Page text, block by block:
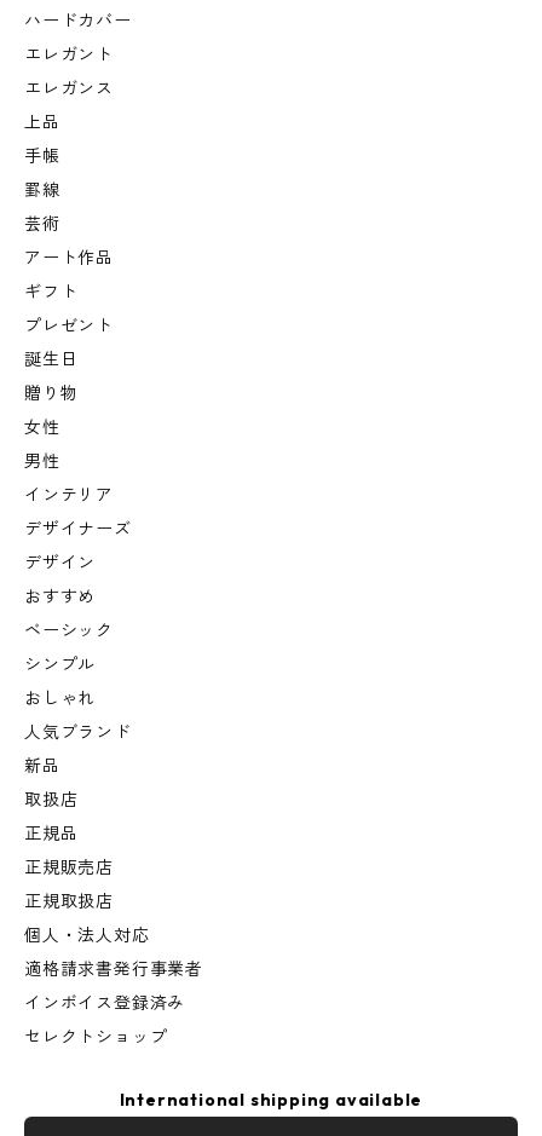
ハードカバー
エレガント
エレガンス
上品
手帳
罫線
芸術
アート作品
ギフト
プレゼント
誕生日
贈り物
女性
男性
インテリア
デザイナーズ
デザイン
おすすめ
ベーシック
シンプル
おしゃれ
人気ブランド
新品
取扱店
正規品
正規販売店
正規取扱店
個人・法人対応
適格請求書発行事業者
インボイス登録済み
セレクトショップ
International shipping available